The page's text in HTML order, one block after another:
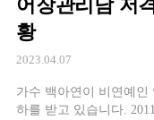
어장관리남 저
황
2023.04.07
가수 백아연이 비연예
하를 받고 있습니다.